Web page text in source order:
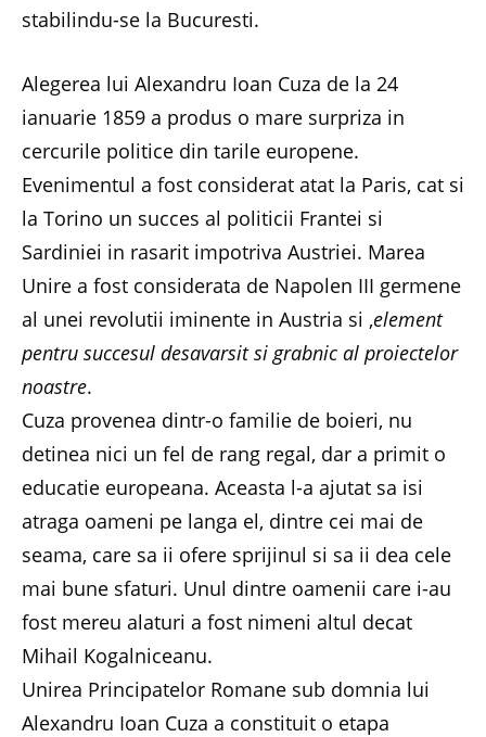
stabilindu-se la Bucuresti.
Alegerea lui Alexandru Ioan Cuza de la 24
ianuarie 1859 a produs o mare surpriza in
cercurile politice din tarile europene.
Evenimentul a fost considerat atat la Paris, cat si
la Torino un succes al politicii Frantei si
Sardiniei in rasarit impotriva Austriei. Marea
Unire a fost considerata de Napolen III germene
al unei revolutii iminente in Austria si ,element
pentru succesul desavarsit si grabnic al proiectelor
noastre.
Cuza provenea dintr-o familie de boieri, nu
detinea nici un fel de rang regal, dar a primit o
educatie europeana. Aceasta l-a ajutat sa isi
atraga oameni pe langa el, dintre cei mai de
seama, care sa ii ofere sprijinul si sa ii dea cele
mai bune sfaturi. Unul dintre oamenii care i-au
fost mereu alaturi a fost nimeni altul decat
Mihail Kogalniceanu.
Unirea Principatelor Romane sub domnia lui
Alexandru Ioan Cuza a constituit o etapa